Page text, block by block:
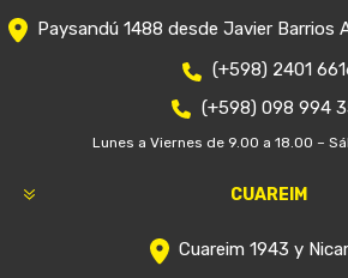
Paysandú 1488 desde Javier Barrios
(+598) 2401
(+598) 098 994
Lunes a Viernes de 9.00 a 18.00 –
CUAREIM
Cuareim 1943 y